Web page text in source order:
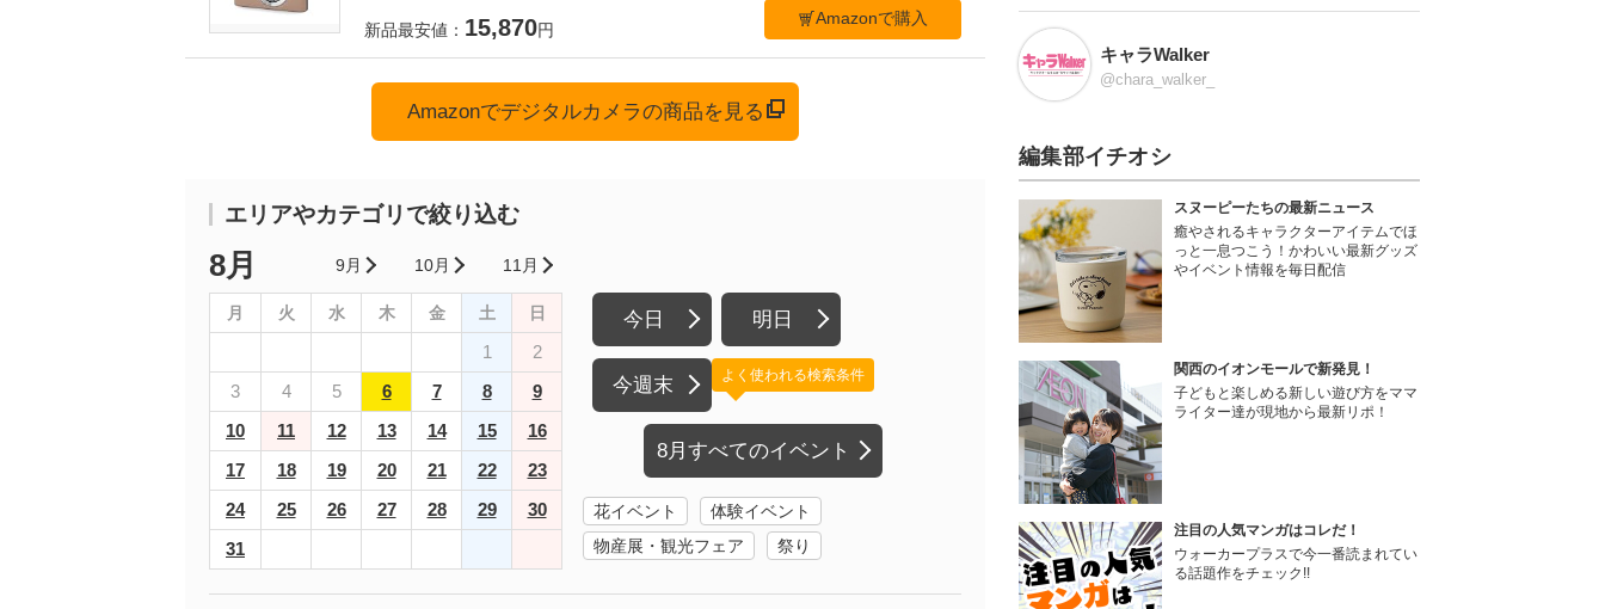
新品最安値： 15,870円
Amazonで購入
Amazonでデジタルカメラの商品を見る
エリアやカテゴリで絞り込む
8月 9月 10月 11月
月 火 水 木 金 土 日
1
2
3
4 5 6 7 8
9
10
11 12 13 14 15
16
17
18 19 20 21 22
23
24
25 26 27 28 29
30
31
今日 明日
今週末
8月すべてのイベント
よく使われる検索条件
花イベント
体験イベント
物産展・観光フェア
祭り
キャラWalker
@chara_walker_
編集部イチオシ
スヌーピーたちの最新ニュース
癒やされるキャラクターアイテムでほ
っと一息つこう！かわいい最新グッズ
やイベント情報を毎日配信
関西のイオンモールで新発見！
子どもと楽しめる新しい遊び方をママ
ライター達が現地から最新リポ！
注目の人気マンガはコレだ！
ウォーカープラスで今一番読まれてい
る話題作をチェック!!